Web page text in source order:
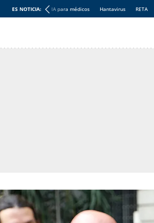
ES NOTICIA: IA para médicos Hantavirus RETA